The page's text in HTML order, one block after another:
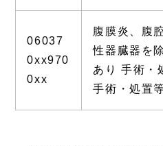
06037
0xx970
0xx
腹膜炎、腹
性器臓器を
あり 手術・
手術・処置